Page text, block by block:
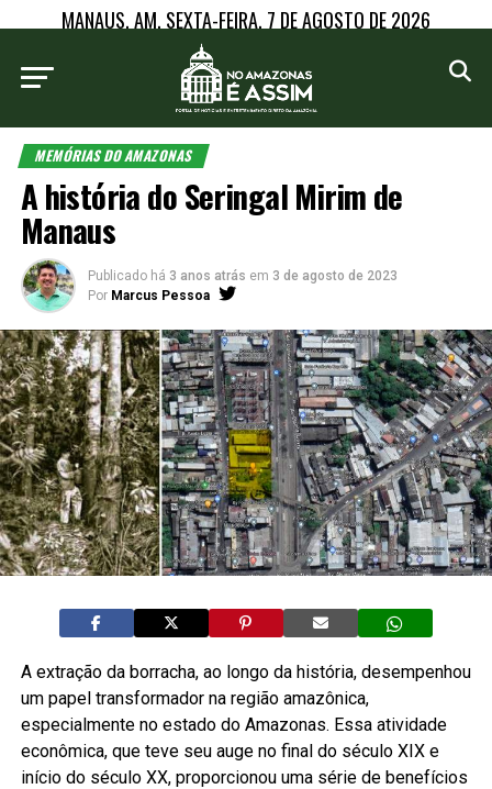
MANAUS, AM, SEXTA-FEIRA, 7 DE AGOSTO DE 2026
MEMÓRIAS DO AMAZONAS
A história do Seringal Mirim de
Manaus
Publicado há 3 anos atrás em 3 de agosto de 2023
Por Marcus Pessoa
A extração da borracha, ao longo da história, desempenhou
um papel transformador na região amazônica,
especialmente no estado do Amazonas. Essa atividade
econômica, que teve seu auge no final do século XIX e
início do século XX, proporcionou uma série de benefícios